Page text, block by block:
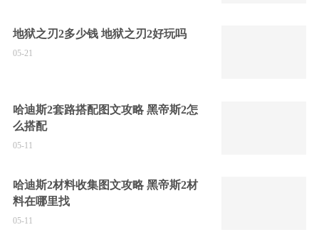
地狱之刃2多少钱 地狱之刃2好玩吗
05-21
哈迪斯2套路搭配图文攻略 黑帝斯2怎
么搭配
05-11
哈迪斯2材料收集图文攻略 黑帝斯2材
料在哪里找
05-11